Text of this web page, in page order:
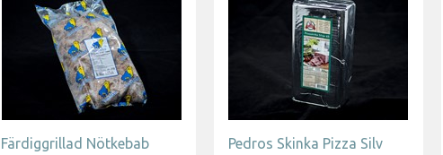
Färdiggrillad Nötkebab
Pedros Skinka Pizza Silv